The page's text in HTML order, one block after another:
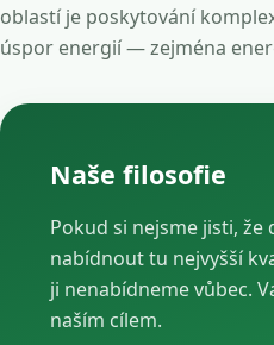
oblastí je poskytování
úspor energií — zejména
Naše filosofie
Pokud si nejsme jisti, že
nabídnout tu nejvyšší
ji nenabídneme vůbec.
naším cílem.